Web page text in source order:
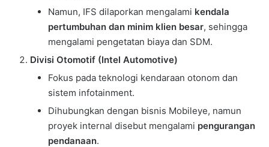
Namun, IFS dilaporkan mengalami kendala
pertumbuhan dan minim klien besar, sehingga
mengalami pengetatan biaya dan SDM.
Divisi Otomotif (Intel Automotive)
Fokus pada teknologi kendaraan otonom dan
sistem infotainment.
Dihubungkan dengan bisnis Mobileye, namun
proyek internal disebut mengalami pengurangan
pendanaan.